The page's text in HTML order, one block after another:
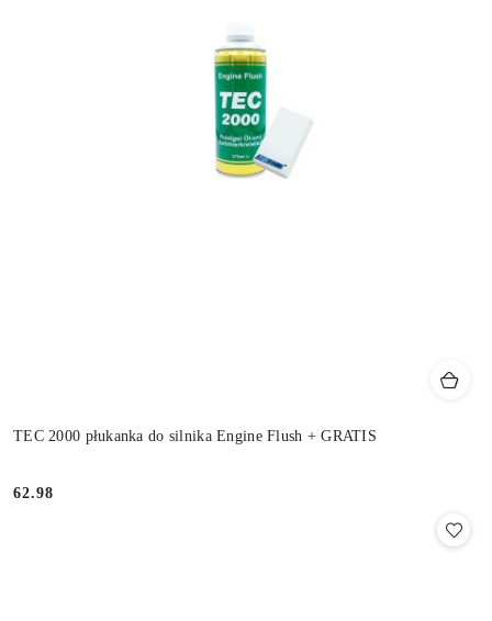
TEC 2000 płukanka do silnika Engine Flush + GRATIS
Cena:
62.98